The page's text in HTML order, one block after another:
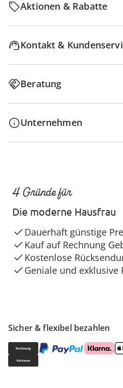
Aktionen & Rabatte
Kontakt &
Beratung
Unternehmen
Sicher & flexibel bezahlen
4 Gründe für
Die moderne Hausfrau
Dauerhaft günstige
Kauf auf Rechnung
Kostenlose
Geniale und exklusive